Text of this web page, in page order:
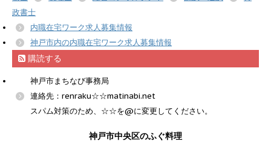
政書士
内職在宅ワーク求人募集情報
神戸市内の内職在宅ワーク求人募集情報
購読する
神戸市まちなび事務局
連絡先：renraku☆☆matinabi.net
スパム対策のため、☆☆を@に変更してください。
神戸市中央区のふぐ料理